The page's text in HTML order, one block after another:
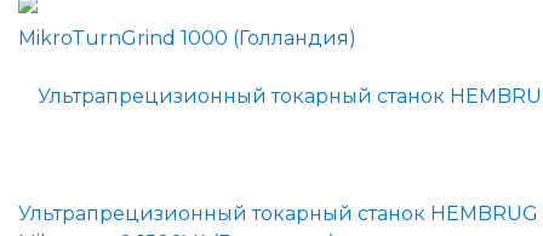
Ультрапрецизионный токарный станок HEMBRUG